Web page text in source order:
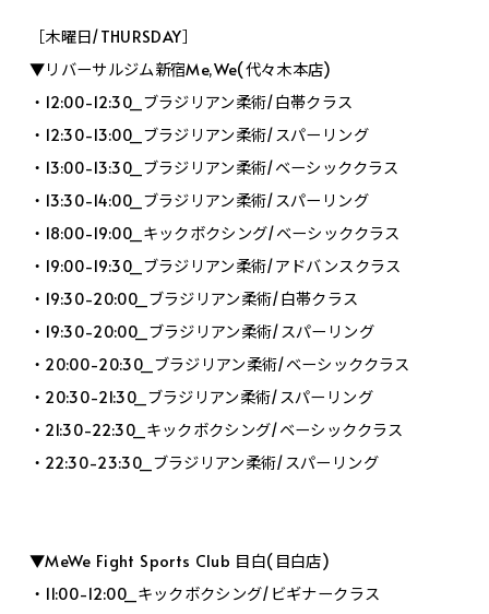
［木曜日/THURSDAY］
▼リバーサルジム新宿Me,We(代々木本店)
・12:00-12:30_ブラジリアン柔術/白帯クラス
・12:30-13:00_ブラジリアン柔術/スパーリング
・13:00-13:30_ブラジリアン柔術/ベーシッククラス
・13:30-14:00_ブラジリアン柔術/スパーリング
・18:00-19:00_キックボクシング/ベーシッククラス
・19:00-19:30_ブラジリアン柔術/アドバンスクラス
・19:30-20:00_ブラジリアン柔術/白帯クラス
・19:30-20:00_ブラジリアン柔術/スパーリング
・20:00-20:30_ブラジリアン柔術/ベーシッククラス
・20:30-21:30_ブラジリアン柔術/スパーリング
・21:30-22:30_キックボクシング/ベーシッククラス
・22:30-23:30_ブラジリアン柔術/スパーリング
▼MeWe Fight Sports Club 目白(目白店)
・11:00-12:00_キックボクシング/ビギナークラス